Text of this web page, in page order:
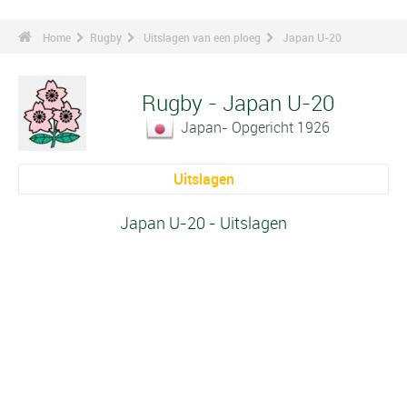
Home Rugby Uitslagen van een ploeg Japan U-20
Rugby - Japan U-20
Japan- Opgericht 1926
Uitslagen
Japan U-20 - Uitslagen